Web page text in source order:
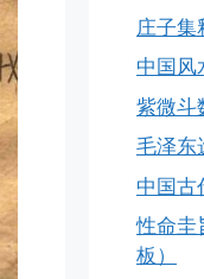
庄子集
中国风
紫微斗
毛泽东
中国古
性命圭
板）